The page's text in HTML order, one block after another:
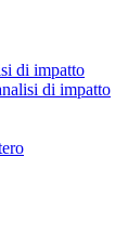
di impatto
di impatto